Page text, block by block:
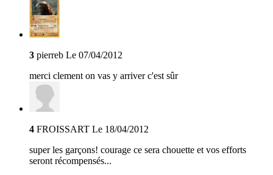
3 pierreb Le 07/04/2012
merci clement on vas y arriver c'est sûr
4 FROISSART Le 18/04/2012
super les garçons! courage ce sera chouette et vos efforts
seront récompensés...